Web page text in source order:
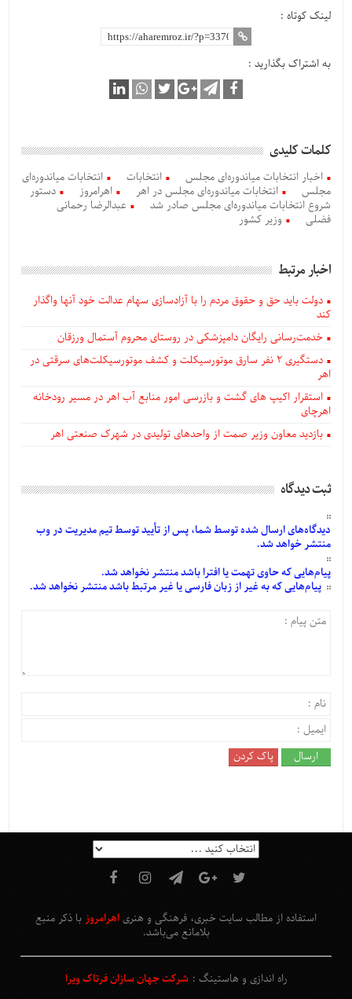
لینک کوتاه :
به اشتراک بگذارید :
کلمات کلیدی
اخبار انتخابات میاندوره‌ای مجلس انتخابات
انتخابات میاندوره‌ای
مجلس
انتخابات میاندوره‌ای مجلس در اهر اهرامروز
دستور
شروع انتخابات میاندوره‌ای مجلس صادر شد
عبدالرضا رحمانی
فضلی
وزیر کشور
اخبار مرتبط
دولت باید حق و حقوق مردم را با آزادسازی سهام عدالت خود آنها واگذار
کند
خدمت‌رسانی رایگان دامپزشکی در روستای محروم آستمال ورزقان
دستگيری ۲ نفر سارق موتورسیکلت و کشف موتورسیکلت‌های سرقتی در
اهر
استقرار اکیپ های گشت و بازرسی امور منابع آب اهر در مسیر رودخانه
اهرچای
بازدید معاون وزیر صمت از واحدهای تولیدی در شهرک صنعتی اهر
ثبت دیدگاه
دیدگاه‌هایارسالشدهتوسط شما، پس ازتأییدتوسط تیم مدیریت در وب
منتشر خواهد شد.
پیام‌هاییکه حاوی تهمت یا افترا باشد منتشر نخواهد شد.
پیام‌هاییکه به غیر از زبان فارسی یا غیر مرتبط باشد منتشر نخواهد شد.
استفاده از مطالب سایت خبری، فرهنگی و هنری اهرامروز با ذکر منبع
بلامانع می‌باشد.
راه اندازی و هاستینگ :شرکت جهان سازان فرتاک ویرا